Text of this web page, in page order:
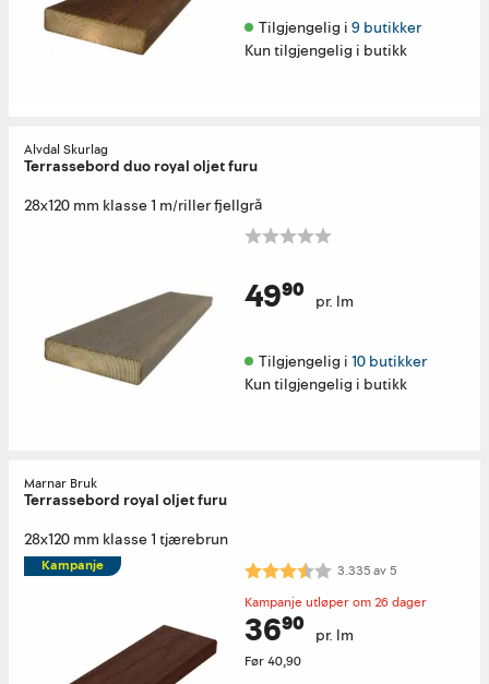
Tilgjengelig i 9 butikker
Kun tilgjengelig i butikk
Alvdal Skurlag
Terrassebord duo royal oljet furu
28x120 mm klasse 1 m/riller fjellgrå
49⁹⁰ pr. lm
Tilgjengelig i 10 butikker
Kun tilgjengelig i butikk
Marnar Bruk
Terrassebord royal oljet furu
28x120 mm klasse 1 tjærebrun
Kampanje Karakter: 3.3 av 5 mulige
3.335av5
Kampanje utløper om 26 dager
36⁹⁰ pr. lm
Før40,90